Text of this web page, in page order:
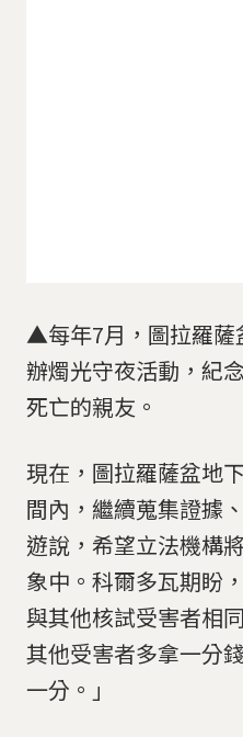
▲每年7月，圖拉羅薩
辦燭光守夜活動，紀
死亡的親友。
現在，圖拉羅薩盆地
間內，繼續蒐集證據
遊說，希望立法機構
象中。科爾多瓦期盼
與其他核試受害者相
其他受害者多拿一分
一分。」